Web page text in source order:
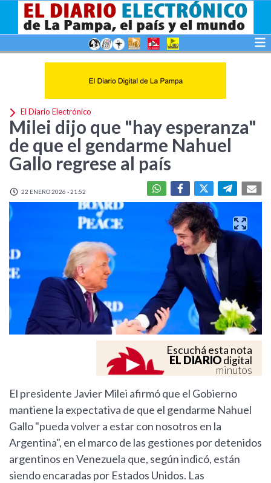
El Diario Electrónico
Milei dijo que "hay esperanza"
de que el gendarme Nahuel
Gallo regrese al país
22 ENERO 2026 - 21:52
Escuchá esta nota
EL DIARIOdigital
minutos
El presidente Javier Milei afirmó que el Gobierno
mantiene la expectativa de que el gendarme Nahuel
Gallo "pueda volver a estar con nosotros en la
Argentina", en el marco de las gestiones por detenidos
argentinos en Venezuela que, según indicó, están
siendo encaradas por Estados Unidos. Las